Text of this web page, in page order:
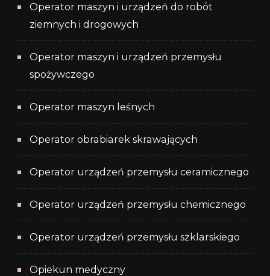
Operator maszyn i urządzeń do robót
ziemnych i drogowych
Operator maszyn i urządzeń przemysłu
spożywczego
Operator maszyn leśnych
Operator obrabiarek skrawających
Operator urządzeń przemysłu ceramicznego
Operator urządzeń przemysłu chemicznego
Operator urządzeń przemysłu szklarskiego
Opiekun medyczny